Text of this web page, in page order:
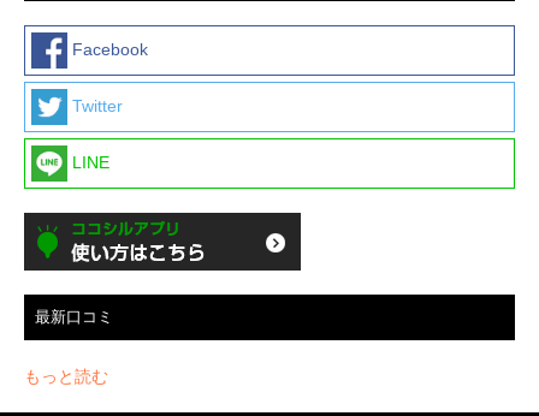
Facebook
Twitter
LINE
最新口コミ
もっと読む